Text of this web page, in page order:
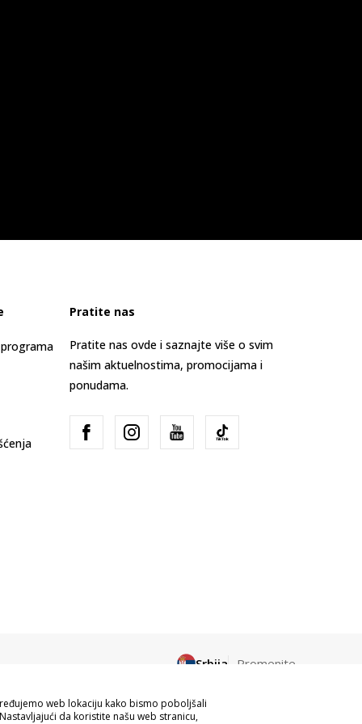
Pratite nas
Pratite nas ovde i saznajte više o svim
našim aktuelnostima, promocijama i
ponudama.
Srbija Promenite
web lokaciju kako bismo poboljšali
da koristite našu web stranicu,